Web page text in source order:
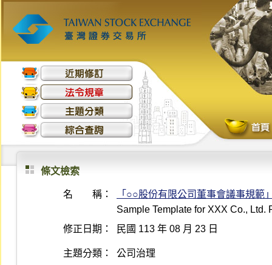
條文檢索
名 稱：
「○○股份有限公司董事會議事規範
Sample Template for XXX Co.,
修正日期：
民國 113 年 08 月 23 日
主題分類： 公司治理